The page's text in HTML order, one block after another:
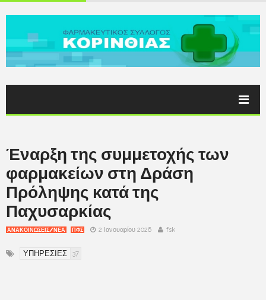
Έναρξη της συμμετοχής των
φαρμακείων στη Δράση
Πρόληψης κατά της
Παχυσαρκίας
ΑΝΑΚΟΙΝΩΣΕΙΣ/ΝΕΑ ΠΦΣ 2 Ιανουαρίου 2026 fsk
ΥΠΗΡΕΣΙΕΣ 37